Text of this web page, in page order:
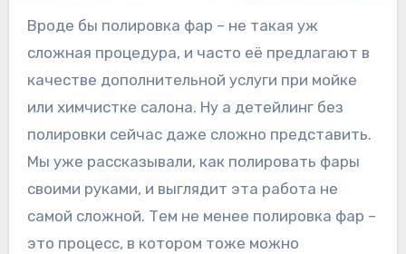
Вроде бы полировка фар – не такая уж
сложная процедура, и часто её предлагают в
качестве дополнительной услуги при мойке
или химчистке салона. Ну а детейлинг без
полировки сейчас даже сложно представить.
Мы уже рассказывали, как полировать фары
своими руками, и выглядит эта работа не
самой сложной. Тем не менее полировка фар –
это процесс, в котором тоже можно